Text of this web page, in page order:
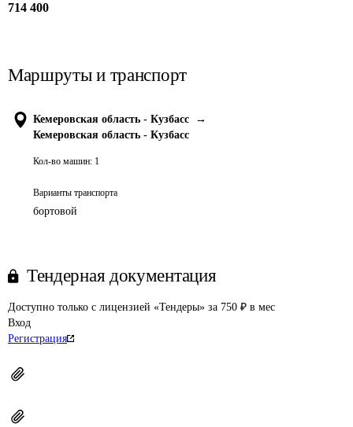
714 400
Маршруты и транспорт
Кемеровская область - Кузбасс
→
Кемеровская область - Кузбасс
Кол-во машин: 1
Варианты транспорта
бортовой
Тендерная документация
Доступно только с лицензией «Тендеры» за 750 ₽ в мес
Вход
Регистрация